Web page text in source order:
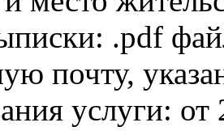
.pdf
почту,
услуги: от